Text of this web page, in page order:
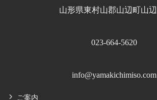
山形県東村山郡山辺町山
023-664-5620
info@yamakichimiso.com
ご案内